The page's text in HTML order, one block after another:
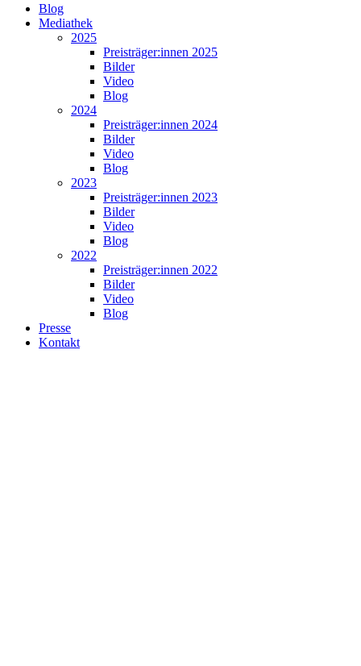
Blog
Mediathek
2025
Preisträger:innen 2025
Bilder
Video
Blog
2024
Preisträger:innen 2024
Bilder
Video
Blog
2023
Preisträger:innen 2023
Bilder
Video
Blog
2022
Preisträger:innen 2022
Bilder
Video
Blog
Presse
Kontakt